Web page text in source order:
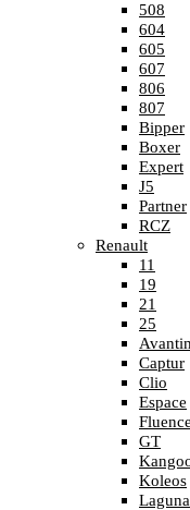
508
604
605
607
806
807
Bipper
Boxer
Expert
J5
Partner
RCZ
Renault
11
19
21
25
Captur
Clio
Espace
Fluence
GT
Koleos
Laguna